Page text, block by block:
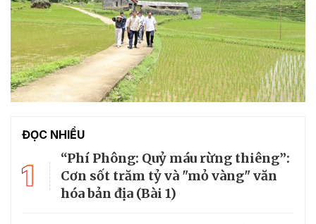
ĐỌC NHIỀU
1
“Phí Phông: Quỷ máu rừng thiêng”:
Cơn sốt trăm tỷ và "mỏ vàng" văn
hóa bản địa (Bài 1)